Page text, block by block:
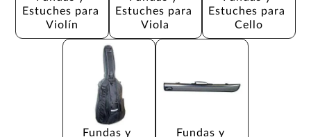
Estuches para
Violín
Estuches para
Viola
Estuches para
Cello
Fundas y Fundas y